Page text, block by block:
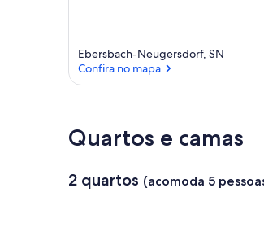
Ebersbach-Neugersdorf, SN
Confira no mapa
Quartos e camas
2 quartos (acomoda 5